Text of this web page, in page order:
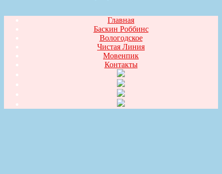
Главная
Баскин Роббинс
Вологодское
Чистая Линия
Мовенпик
Контакты